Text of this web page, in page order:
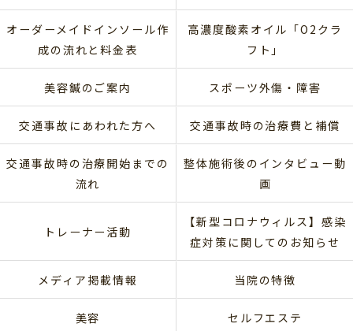
オーダーメイドインソール作
成の流れと料金表
高濃度酸素オイル「O2クラ
フト」
美容鍼のご案内 スポーツ外傷・障害
交通事故にあわれた方へ 交通事故時の治療費と補償
交通事故時の治療開始までの
流れ
整体施術後のインタビュー動
画
トレーナー活動
【新型コロナウィルス】感染
症対策に関してのお知らせ
メディア掲載情報 当院の特徴
美容 セルフエステ